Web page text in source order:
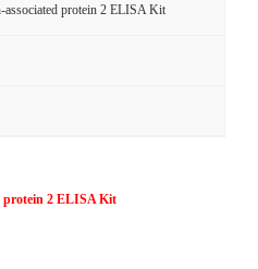
protein 2 ELISA Kit
protein 2 ELISA Kit